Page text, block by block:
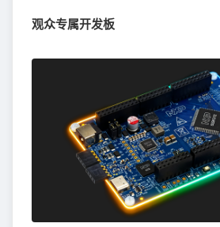
观众专属开发板